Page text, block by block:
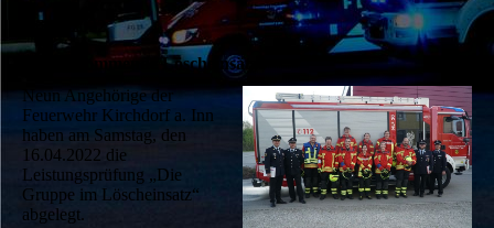
16.04.2022
Fit für kommende Löscheinsätze
Neun Angehörige der
Feuerwehr Kirchdorf a. Inn
haben am Samstag, den
16.04.2022 die
Leistungsprüfung „Die
Gruppe im Löscheinsatz“
abgelegt.